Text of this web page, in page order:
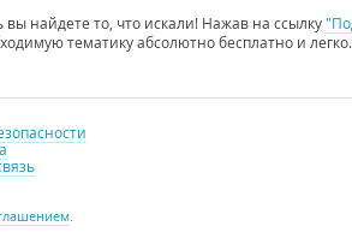
найдете то, что искали! Нажав на ссылку
тематику абсолютно бесплатно и
.